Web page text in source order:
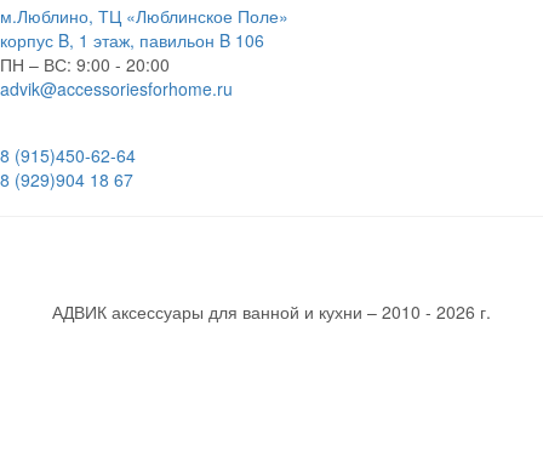
м.Люблино, ТЦ «Люблинское Поле»
корпус B, 1 этаж, павильон B 106
ПН – ВС: 9:00 - 20:00
advik@accessoriesforhome.ru
8 (915)450-62-64
8 (929)904 18 67
АДВИК аксессуары для ванной и кухни – 2010 - 2026 г.